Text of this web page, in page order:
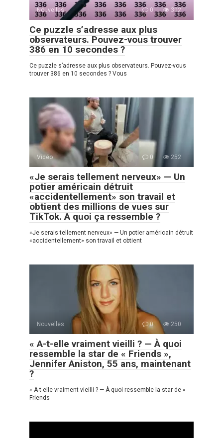
Nouvelles 0 302
Ce puzzle s’adresse aux plus
observateurs. Pouvez-vous trouver
386 en 10 secondes ?
Ce puzzle s’adresse aux plus observateurs. Pouvez-vous
trouver 386 en 10 secondes ? Vous
Vidéo 0 252
«Je serais tellement nerveux» — Un
potier américain détruit
«accidentellement» son travail et
obtient des millions de vues sur
TikTok. A quoi ça ressemble ?
«Je serais tellement nerveux» — Un potier américain détruit
«accidentellement» son travail et obtient
Nouvelles 0 250
« A-t-elle vraiment vieilli ? — À quoi
ressemble la star de « Friends »,
Jennifer Aniston, 55 ans, maintenant
?
« A-t-elle vraiment vieilli ? — À quoi ressemble la star de «
Friends